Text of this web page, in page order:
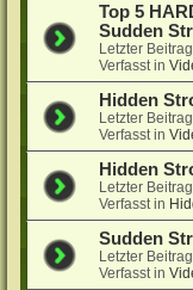
Top 5
Sudden
Letzter
Verfasst in
Hidden
Letzter
Verfasst in
Hidden
Letzter
Verfasst in
Sudden
Letzter
Verfasst in